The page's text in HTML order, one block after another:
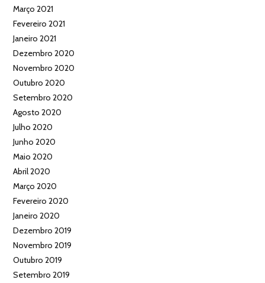
Março 2021
Fevereiro 2021
Janeiro 2021
Dezembro 2020
Novembro 2020
Outubro 2020
Setembro 2020
Agosto 2020
Julho 2020
Junho 2020
Maio 2020
Abril 2020
Março 2020
Fevereiro 2020
Janeiro 2020
Dezembro 2019
Novembro 2019
Outubro 2019
Setembro 2019